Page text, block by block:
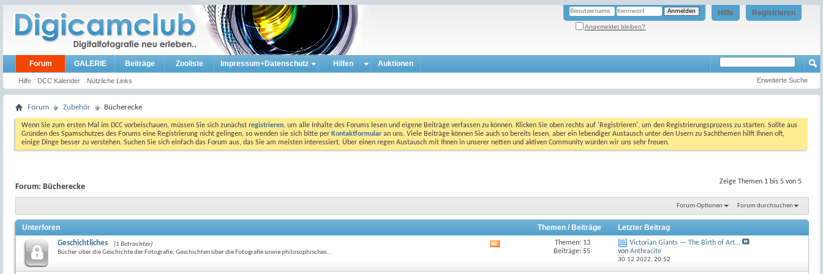
Registrieren
Hilfe
Angemeldet bleiben?
Forum
Hilfe DCC Kalender Nützliche Links
GALERIE Beiträge Zooliste Impressum+Datenschutz Hilfen Auktionen
Erweiterte Suche
Forum Zubehör Bücherecke
Wenn Sie zum ersten Mal im DCC vorbeischauen, müssen Sie sich zunächst registrieren, um alle Inhalte des Forums lesen und eigene Beiträge verfassen zu können. Klicken Sie oben rechts auf 'Registrieren', um den Registrierungsprozess zu starten. Sollte aus
Gründen des Spamschutzes des Forums eine Registrierung nicht gelingen, so wenden sie sich bitte per Kontaktformular an uns. Viele Beiträge können Sie auch so bereits lesen, aber ein lebendiger Austausch unter den Usern zu Sachthemen hilft Ihnen oft,
einige Dinge besser zu verstehen. Suchen Sie sich einfach das Forum aus, das Sie am meisten interessiert. Über einen regen Austausch mit Ihnen in unserer netten und aktiven Community würden wir uns sehr freuen.
Zeige Themen 1 bis 5 von 5
Forum: Bücherecke
Forum-Optionen Forum durchsuchen
Unterforen Themen / Beiträge Letzter Beitrag
Geschichtliches
(1 Betrachter)
Bücher über die Geschichte der Fotografie, Geschichten über die Fotografie sowie philosophisches...
Forums
Themen: 13
Beiträge: 55
Victorian Giants — The Birth of Art...
vonAnthracite
30.12.2022,20:52